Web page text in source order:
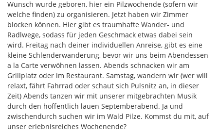
Wunsch wurde geboren, hier ein Pilzwochende (sofern wir
welche finden) zu organisieren. Jetzt haben wir Zimmer
blocken können. Hier gibt es traumhafte Wander- und
Radlwege, sodass für jeden Geschmack etwas dabei sein
wird. Freitag nach deiner individuellen Anreise, gibt es eine
kleine Schlenderwanderung, bevor wir uns beim Abendessen
a la Carte verwöhnen lassen. Abends schnacken wir am
Grillplatz oder im Restaurant. Samstag, wandern wir (wer will
relaxt, fährt Fahrrad oder schaut sich Pulsnitz an, in dieser
Zeit) Abends tanzen wir mit unserer mitgebrachten Musik
durch den hoffentlich lauen Septemberabend. Ja und
zwischendurch suchen wir im Wald Pilze. Kommst du mit, auf
unser erlebnisreiches Wochenende?